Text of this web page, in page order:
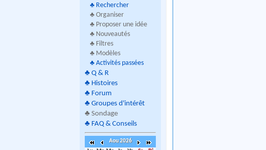
♣ Rechercher
♣ Organiser
♣ Proposer une idée
♣ Nouveautés
♣ Filtres
♣ Modèles
♣ Activités passées
♣ Q & R
♣ Histoires
♣ Forum
♣ Groupes d'intérêt
♣ Sondage
♣ FAQ & Conseils
Aou 2026